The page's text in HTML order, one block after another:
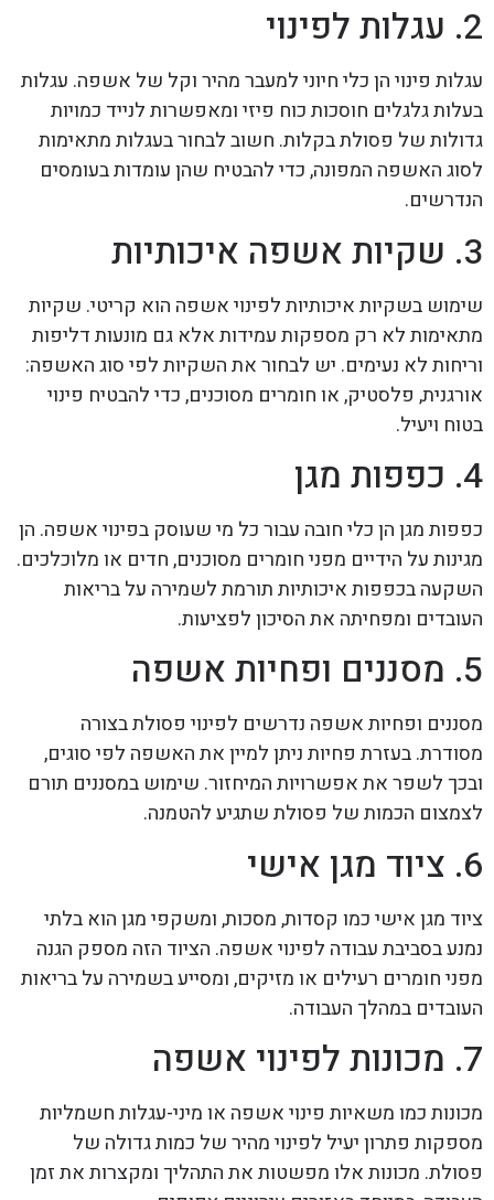
2. עגלות לפינוי
עגלות פינוי הן כלי חיוני למעבר מהיר וקל של אשפה. עגלות
בעלות גלגלים חוסכות כוח פיזי ומאפשרות לנייד כמויות
גדולות של פסולת בקלות. חשוב לבחור בעגלות מתאימות
לסוג האשפה המפונה, כדי להבטיח שהן עומדות בעומסים
הנדרשים.
3. שקיות אשפה איכותיות
שימוש בשקיות איכותיות לפינוי אשפה הוא קריטי. שקיות
מתאימות לא רק מספקות עמידות אלא גם מונעות דליפות
וריחות לא נעימים. יש לבחור את השקיות לפי סוג האשפה:
אורגנית, פלסטיק, או חומרים מסוכנים, כדי להבטיח פינוי
בטוח ויעיל.
4. כפפות מגן
כפפות מגן הן כלי חובה עבור כל מי שעוסק בפינוי אשפה. הן
מגינות על הידיים מפני חומרים מסוכנים, חדים או מלוכלכים.
השקעה בכפפות איכותיות תורמת לשמירה על בריאות
העובדים ומפחיתה את הסיכון לפציעות.
5. מסננים ופחיות אשפה
מסננים ופחיות אשפה נדרשים לפינוי פסולת בצורה
מסודרת. בעזרת פחיות ניתן למיין את האשפה לפי סוגים,
ובכך לשפר את אפשרויות המיחזור. שימוש במסננים תורם
לצמצום הכמות של פסולת שתגיע להטמנה.
6. ציוד מגן אישי
ציוד מגן אישי כמו קסדות, מסכות, ומשקפי מגן הוא בלתי
נמנע בסביבת עבודה לפינוי אשפה. הציוד הזה מספק הגנה
מפני חומרים רעילים או מזיקים, ומסייע בשמירה על בריאות
העובדים במהלך העבודה.
7. מכונות לפינוי אשפה
מכונות כמו משאיות פינוי אשפה או מיני-עגלות חשמליות
מספקות פתרון יעיל לפינוי מהיר של כמות גדולה של
פסולת. מכונות אלו מפשטות את התהליך ומקצרות את זמן